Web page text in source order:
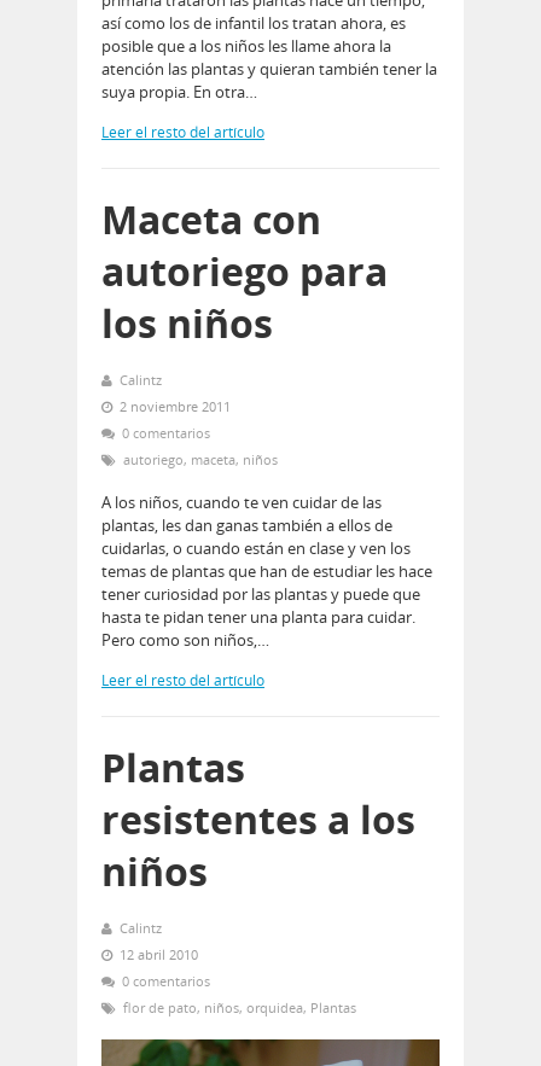
así como los de infantil los tratan ahora, es
posible que a los niños les llame ahora la
atención las plantas y quieran también tener la
suya propia. En otra…
Leer el resto del artículo
Maceta con
autoriego para
los niños
Calintz
2 noviembre 2011
0 comentarios
autoriego, maceta, niños
A los niños, cuando te ven cuidar de las
plantas, les dan ganas también a ellos de
cuidarlas, o cuando están en clase y ven los
temas de plantas que han de estudiar les hace
tener curiosidad por las plantas y puede que
hasta te pidan tener una planta para cuidar.
Pero como son niños,…
Leer el resto del artículo
Plantas
resistentes a los
niños
Calintz
12 abril 2010
0 comentarios
flor de pato, niños, orquidea, Plantas